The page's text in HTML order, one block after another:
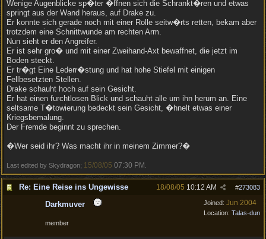
Wenige Augenblicke sp�ter �ffnen sich die Schrankt�ren und etwas
springt aus der Wand heraus, auf Drake zu.
Er konnte sich gerade noch mit einer Rolle seitw�rts retten, bekam aber
trotzdem eine Schnittwunde am rechten Arm.
Nun sieht er den Angreifer.
Er ist sehr gro� und mit einer Zweihand-Axt bewaffnet, die jetzt im
Boden steckt.
Er tr�gt Eine Lederr�stung und hat hohe Stiefel mit einigen
Fellbesetzten Stellen.
Drake schauht hoch auf sein Gesicht.
Er hat einen furchtlosen Blick und schauht alle um ihn herum an. Eine
seltsame T�towierung bedeckt sein Gesicht, �hnelt etwas einer
Kriegsbemalung.
Der Fremde beginnt zu sprechen.
�Wer seid ihr? Was macht ihr in meinem Zimmer?�
Last edited by Skydragon; 15/08/05 07:30 PM
Re: Eine Reise ins Ungewisse #273083
18/08/05 10:12 AM
Joined: Jun 2004
Location: Talas-dun
Darkmuver
member